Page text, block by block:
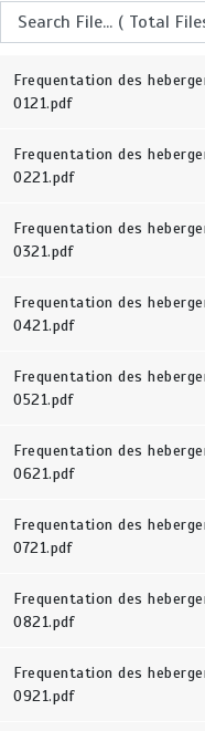
Frequentation des
0121.pdf
Frequentation des
0221.pdf
Frequentation des
0321.pdf
Frequentation des
0421.pdf
Frequentation des
0521.pdf
Frequentation des
0621.pdf
Frequentation des
0721.pdf
Frequentation des
0821.pdf
Frequentation des
0921.pdf